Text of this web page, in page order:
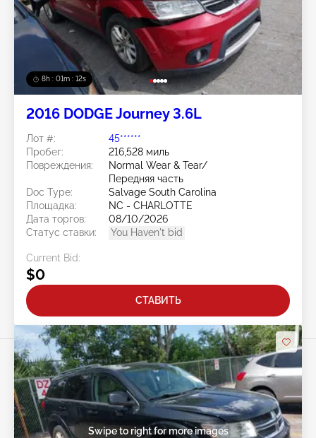
8h : 01m : 09s
2016 DODGE Journey 3.6L
Лот #:
45******
Пробег:
216,528 миль
Повреждения:
Normal Wear & Tear/
Передняя часть
Doc Type:
Salvage South Carolina
Площадка:
NC - CHARLOTTE
Дата торгов:
08/10/2026
Статус ставки:
You Haven't bid
Current Bid:
$0
СТАВИТЬ
Swipe to right for more images